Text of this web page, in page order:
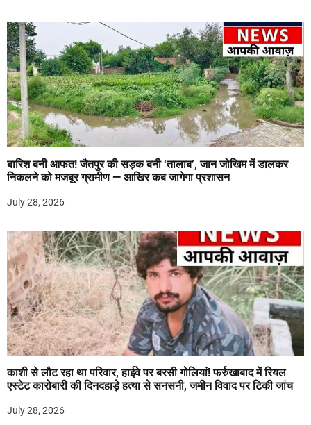
बारिश बनी आफत! जैतपुर की सड़क बनी ‘तालाब’, जान जोखिम में डालकर
निकलने को मजबूर ग्रामीण — आखिर कब जागेगा प्रशासन
July 28, 2026
काशी से लौट रहा था परिवार, हाईवे पर बरसी गोलियां! फर्रुखाबाद में रियल
एस्टेट कारोबारी की दिनदहाड़े हत्या से सनसनी, जमीन विवाद पर टिकी जांच
July 28, 2026